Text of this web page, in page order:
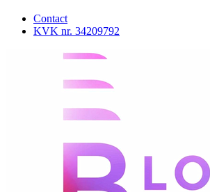
Contact
KVK nr. 34209792